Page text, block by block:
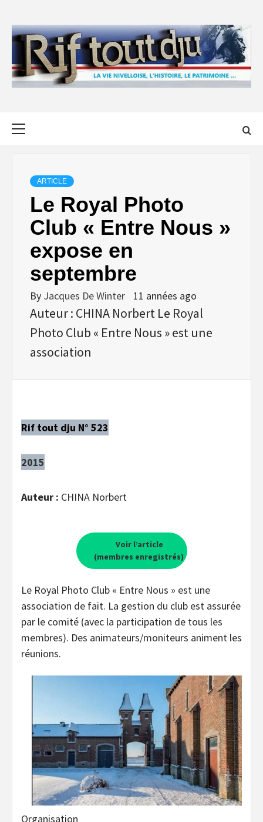
content
ARTICLE
Le Royal Photo
Club « Entre Nous »
expose en
septembre
By Jacques De Winter 11 années ago
Auteur : CHINA Norbert Le Royal
Photo Club « Entre Nous » est une
association
Rif tout dju N° 523
2015
Auteur : CHINA Norbert
Voir l’article
(membres enregistrés)
Le Royal Photo Club « Entre Nous » est une
association de fait. La gestion du club est assurée
par le comité (avec la participation de tous les
membres). Des animateurs/moniteurs animent les
réunions.
Organisation